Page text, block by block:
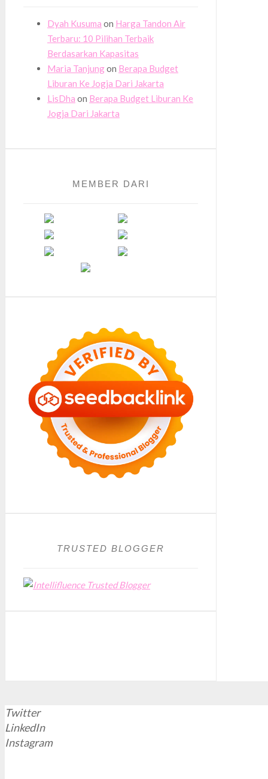
Dyah Kusuma on Harga Tandon Air
Terbaru: 10 Pilihan Terbaik
Berdasarkan Kapasitas
Maria Tanjungon Berapa Budget
Liburan Ke Jogja Dari Jakarta
LisDha on Berapa Budget Liburan Ke
Jogja Dari Jakarta
MEMBER DARI
TRUSTED BLOGGER
Twitter
LinkedIn
Instagram